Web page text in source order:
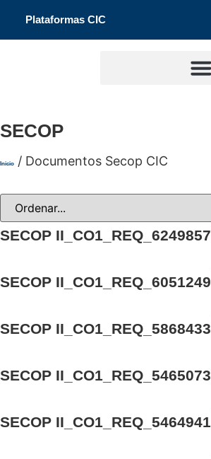
Plataformas CIC
SECOP
Inicio / Documentos Secop CIC
SECOP II_CO1_REQ_6249857
SECOP II_CO1_REQ_6051249
SECOP II_CO1_REQ_5868433
SECOP II_CO1_REQ_5465073
SECOP II_CO1_REQ_5464941